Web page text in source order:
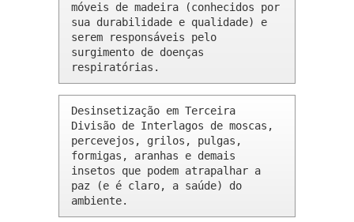
móveis de madeira (conhecidos por
sua durabilidade e qualidade) e
serem responsáveis pelo
surgimento de doenças
respiratórias.
Desinsetização em Terceira
Divisão de Interlagos de moscas,
percevejos, grilos, pulgas,
formigas, aranhas e demais
insetos que podem atrapalhar a
paz (e é claro, a saúde) do
ambiente.